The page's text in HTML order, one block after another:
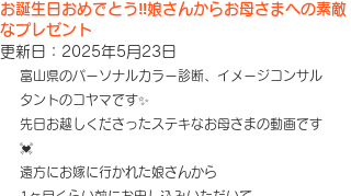
お誕生日おめでとう‼️娘さんからお母さまへの素敵
なプレゼント
更新日： 2025年5月23日
富山県のパーソナルカラー診断、イメージコンサル
タントのコヤマです✨
先日お越しくださったステキなお母さまの動画です
💓
遠方にお嫁に行かれた娘さんから